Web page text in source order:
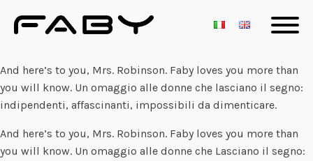
And here’s to you, Mrs. Robinson. Faby loves you more than
you will know. Un omaggio alle donne che lasciano il segno:
indipendenti, affascinanti, impossibili da dimenticare.
And here’s to you, Mrs. Robinson. Faby loves you more than
you will know. Un omaggio alle donne che Lasciano il segno: